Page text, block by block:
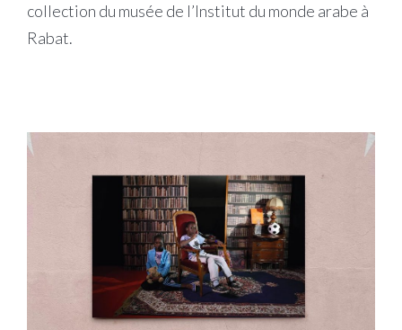
collection du musée de l’Institut du monde arabe à
Rabat.